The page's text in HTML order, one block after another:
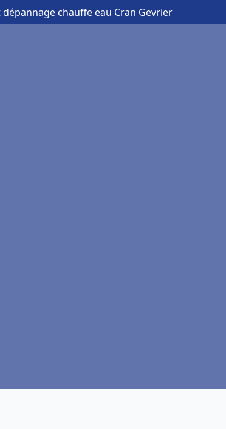
chauffe eau Cran Gevrier